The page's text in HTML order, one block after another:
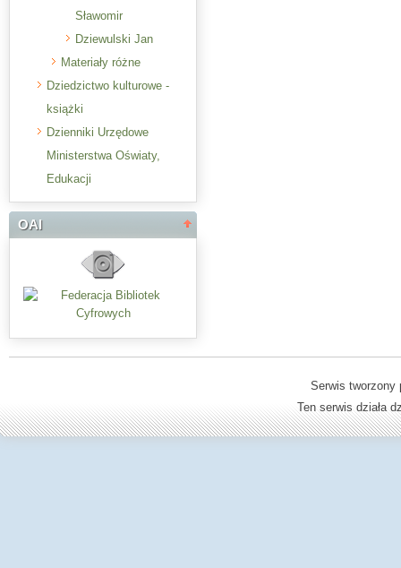
Sławomir
Dziewulski Jan
Materiały różne
Dziedzictwo kulturowe -
książki
Dzienniki Urzędowe
Ministerstwa Oświaty,
Edukacji
OAI
Serwis
Ten serwis działa